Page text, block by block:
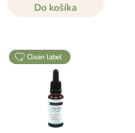
Do košíka
clean label